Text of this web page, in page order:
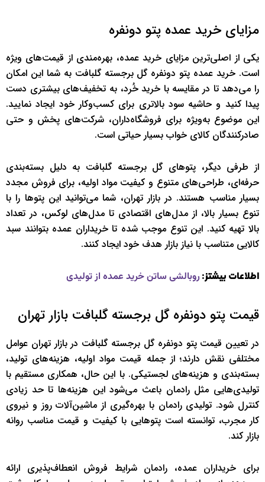
مزایای خرید عمده پتو دونفره
یکی از اصلی‌ترین مزایای خرید عمده، بهره‌مندی از قیمت‌های ویژه
است. خرید عمده پتو دونفره گل برجسته گلبافت به شما این امکان
را می‌دهد تا در مقایسه با خرید خُرد، به تخفیف‌های بیشتری دست
پیدا کنید و حاشیه سود بالاتری برای کسب‌وکار خود ایجاد نمایید.
این موضوع به‌ویژه برای فروشگاه‌داران، شرکت‌های پخش و حتی
صادرکنندگان کالای خواب بسیار حیاتی است.
از طرفی دیگر، پتوهای گل برجسته گلبافت به دلیل بسته‌بندی
حرفه‌ای، طراحی‌های متنوع و کیفیت مواد اولیه، برای فروش مجدد
بسیار مناسب هستند. در بازار تهران، شما می‌توانید این پتوها را با
تنوع بسیار بالا، از مدل‌های اقتصادی تا مدل‌های لوکس، در تعداد
بالا تهیه کنید. این تنوع موجب شده تا خریداران عمده بتوانند سبد
کالایی متناسب با نیاز بازار هدف خود ایجاد کنند.
اطلاعات بیشتز: روبالشی ساتن خرید عمده از تولیدی
قیمت پتو دونفره گل برجسته گلبافت بازار تهران
در تعیین قیمت پتو دونفره گل برجسته گلبافت در بازار تهران عوامل
مختلفی نقش دارند؛ از جمله قیمت مواد اولیه، هزینه‌های تولید،
بسته‌بندی و هزینه‌های لجستیکی. با این حال، همکاری مستقیم با
تولیدی‌هایی مثل رادمان باعث می‌شود این هزینه‌ها تا حد زیادی
کنترل شود. تولیدی رادمان با بهره‌گیری از ماشین‌آلات روز و نیروی
کار مجرب، توانسته است پتوهایی با کیفیت و قیمت مناسب روانه
بازار کند.
برای خریداران عمده، رادمان شرایط فروش انعطاف‌پذیری ارائه